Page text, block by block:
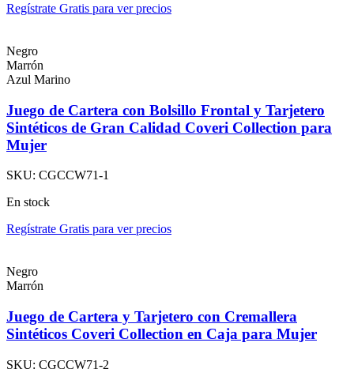
Regístrate Gratis para ver precios
Negro
Marrón
Azul Marino
Juego de Cartera con Bolsillo Frontal y Tarjetero
Sintéticos de Gran Calidad Coveri Collection para
Mujer
SKU: CGCCW71-1
En stock
Regístrate Gratis para ver precios
Negro
Marrón
Juego de Cartera y Tarjetero con Cremallera
Sintéticos Coveri Collection en Caja para Mujer
SKU: CGCCW71-2